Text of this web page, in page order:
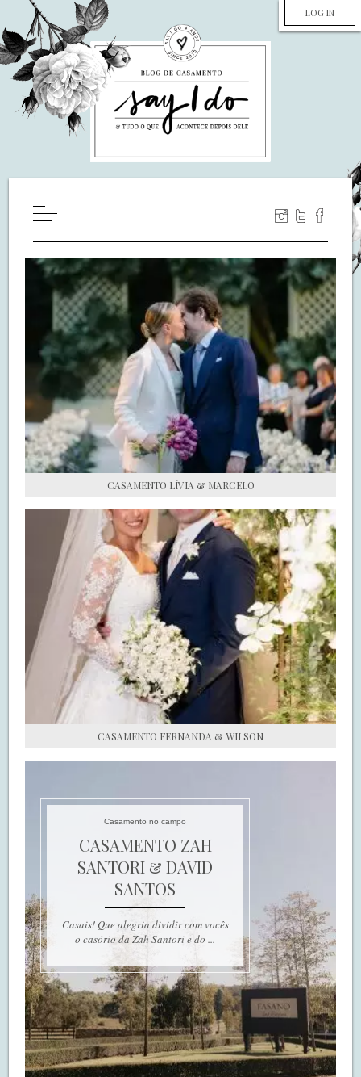
LOG IN
WILL YOU MARRY ME?
LUA DE MEL
COZINHA
DECORAÇÃO
DE NOIVA PRA NOIVA
S.O.S CASADAS
FALE COM O SAY I DO
CASAMENTO LÍVIA & MARCELO
CASAMENTO FERNANDA & WILSON
Casamento no campo
CASAMENTO ZAH
SANTORI & DAVID
SANTOS
Casais! Que alegria dividir com vocês
o casório da Zah Santori e do ...